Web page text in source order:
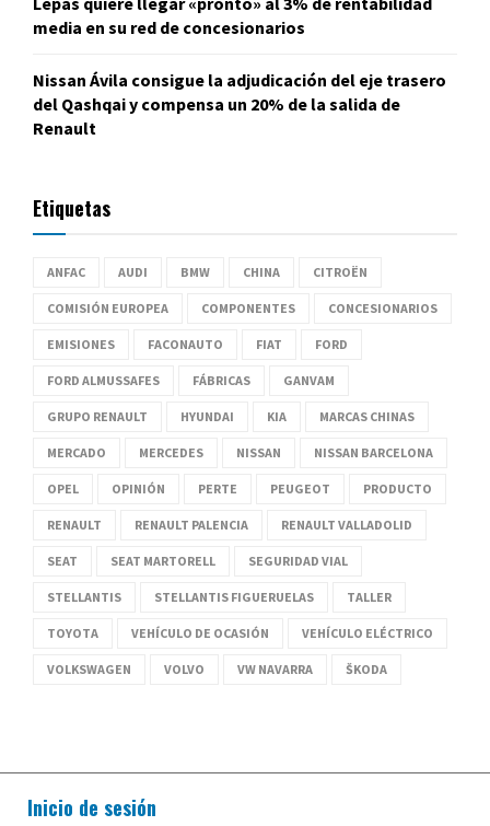
media en su red de concesionarios
Nissan Ávila consigue la adjudicación del eje trasero
del Qashqai y compensa un 20% de la salida de
Renault
Etiquetas
ANFAC AUDI BMW CHINA CITROËN
COMISIÓN EUROPEA COMPONENTES CONCESIONARIOS
EMISIONES FACONAUTO FIAT FORD
FORD ALMUSSAFES FÁBRICAS GANVAM
GRUPO RENAULT HYUNDAI KIA MARCAS CHINAS
MERCADO MERCEDES NISSAN NISSAN BARCELONA
OPEL OPINIÓN PERTE PEUGEOT PRODUCTO
RENAULT RENAULT PALENCIA RENAULT VALLADOLID
SEAT SEAT MARTORELL SEGURIDAD VIAL
STELLANTIS STELLANTIS FIGUERUELAS TALLER
TOYOTA VEHÍCULO DE OCASIÓN VEHÍCULO ELÉCTRICO
VOLKSWAGEN VOLVO VW NAVARRA ŠKODA
Inicio de sesión